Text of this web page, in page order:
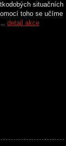
situačních
toho se učíme
detail akce